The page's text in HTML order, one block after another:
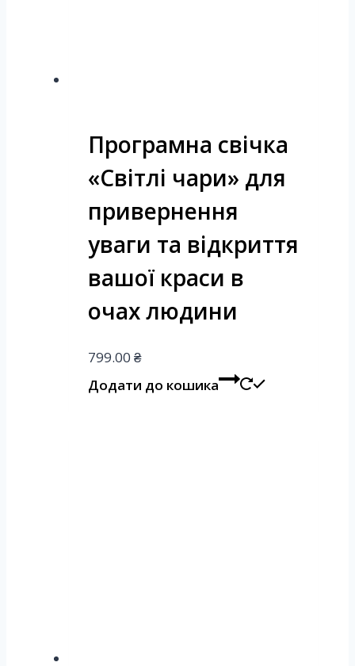
Програмна свічка
«Світлі чари» для
привернення
уваги та відкриття
вашої краси в
очах людини
799.00 ₴
Додати до кошика